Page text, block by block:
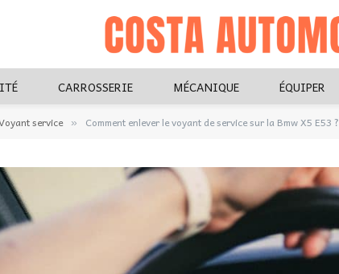
CARROSSERIE MÉCANIQUE ÉQUIPER
service » Comment enlever le voyant de service sur la Bmw X5 E53 ?